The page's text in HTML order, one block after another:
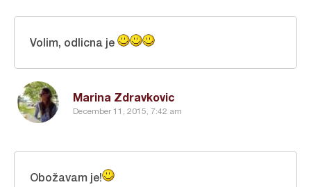
Marina Zdravkovic
December 11, 2015, 7:42 am
Volim, odlicna je
Obožavam je!